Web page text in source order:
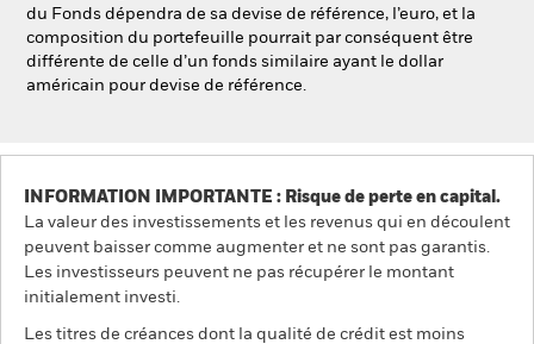
du Fonds dépendra de sa devise de référence, l’euro, et la
composition du portefeuille pourrait par conséquent être
différente de celle d’un fonds similaire ayant le dollar
américain pour devise de référence.
INFORMATION IMPORTANTE : Risque de perte en capital.
La valeur des investissements et les revenus qui en découlent
peuvent baisser comme augmenter et ne sont pas garantis.
Les investisseurs peuvent ne pas récupérer le montant
initialement investi.
Les titres de créances dont la qualité de crédit est moins